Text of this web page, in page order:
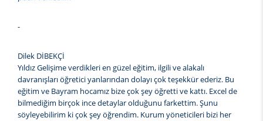
-
Dilek DİBEKÇİ
Yıldız Gelişime verdikleri en güzel eğitim, ilgili ve alakalı
davranışları öğretici yanlarından dolayı çok teşekkür ederiz. Bu
eğitim ve Bayram hocamız bize çok şey öğretti ve kattı. Excel de
bilmediğim birçok ince detaylar olduğunu farkettim. Şunu
söyleyebilirim ki çok şey öğrendim. Kurum yöneticileri bizi her